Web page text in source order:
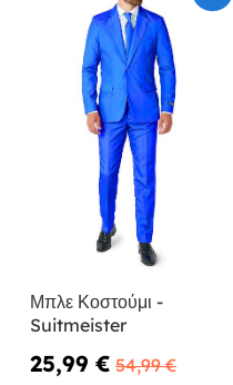
Μπλε Κοστούμι -
Suitmeister
25,99 € 54,99 €